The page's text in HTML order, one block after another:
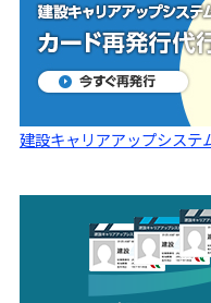
建設キャリアアップシステ